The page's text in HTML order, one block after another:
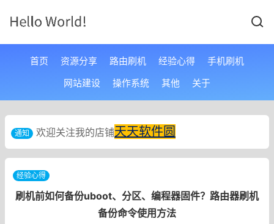
首页 资源分享 路由刷机 经验心得
手机刷机
网站建设
操作系统 其他 关于
通知 欢迎关注我的店铺天天软件圆
经验心得
刷机前如何备份uboot、分区、编程器固件？路由器刷机
备份命令使用方法